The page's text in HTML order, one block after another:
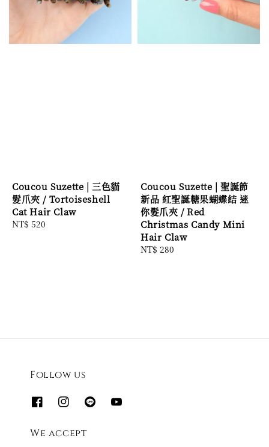
Coucou Suzette | 三色貓
髮爪夾 / Tortoiseshell
Cat Hair Claw
Regular
NT$ 520
Coucou Suzette | 聖誕節
新品 紅聖誕糖果蝴蝶結 迷
你髮爪夾 / Red
Christmas Candy Mini
Hair Claw
Regular
NT$ 280
Follow us
We accept